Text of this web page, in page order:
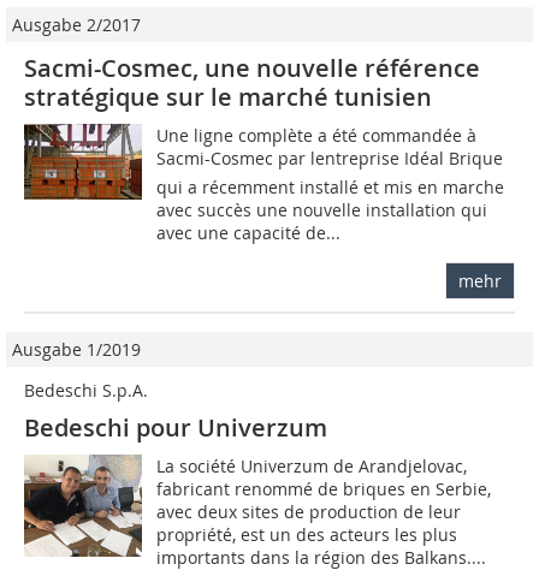
Ausgabe 2/2017
Sacmi-Cosmec, une nouvelle référence
stratégique sur le marché tunisien
Une ligne complète a été commandée à
Sacmi-Cosmec par lentreprise Idéal Brique
qui a récemment installé et mis en marche
avec succès une nouvelle installation qui
avec une capacité de...
mehr
Ausgabe 1/2019
Bedeschi S.p.A.
Bedeschi pour Univerzum
La société Univerzum de Arandjelovac,
fabricant renommé de briques en Serbie,
avec deux sites de production de leur
propriété, est un des acteurs les plus
importants dans la région des Balkans....